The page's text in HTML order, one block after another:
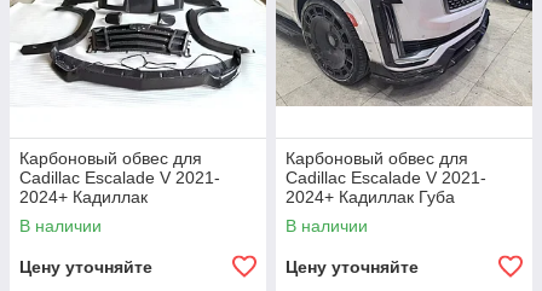
Карбоновый обвес для
Cadillac Escalade V 2021-
2024+ Кадиллак
В наличии
Цену уточняйте
Карбоновый обвес для
Cadillac Escalade V 2021-
2024+ Кадиллак Губа
переднего бампера Зеркала
Диффузор
В наличии
Цену уточняйте